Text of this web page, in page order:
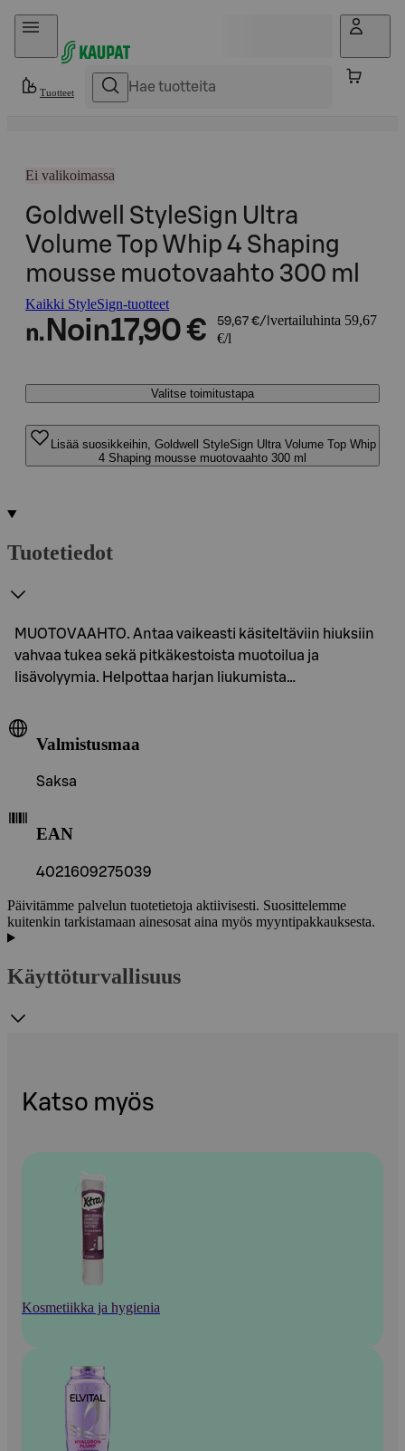
Hyppää sisältöön
Tuotteet
Ei valikoimassa
Goldwell StyleSign Ultra
Volume Top Whip 4 Shaping
mousse muotovaahto 300 ml
Kaikki StyleSign-tuotteet
n. Noin17,90 € 59,67 €/l vertailuhinta 59,67
€/l
Valitse toimitustapa
Lisää suosikkeihin, Goldwell StyleSign Ultra Volume Top Whip
4 Shaping mousse muotovaahto 300 ml
Tuotetiedot
MUOTOVAAHTO. Antaa vaikeasti käsiteltäviin hiuksiin
vahvaa tukea sekä pitkäkestoista muotoilua ja
lisävolyymia. Helpottaa harjan liukumista…
Valmistusmaa
Saksa
EAN
4021609275039
Päivitämme palvelun tuotetietoja aktiivisesti. Suosittelemme
kuitenkin tarkistamaan ainesosat aina myös myyntipakkauksesta.
Käyttöturvallisuus
Katso myös
Kosmetiikka ja hygienia